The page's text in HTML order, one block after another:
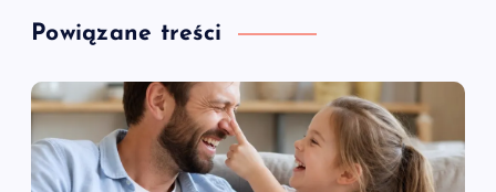
Powiązane treści